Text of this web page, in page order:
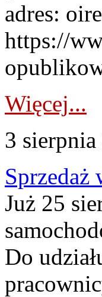
adres:
https://
Więcej...
3
Sprzedaż
Już 25
Do